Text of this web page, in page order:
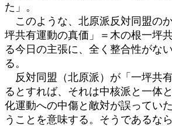
た」。
このような、北原派反対同盟の
坪共有運動の真価」＝木の根一坪
る今日の主張に、全く整合性がな
る。
反対同盟（北原派）が「一坪共
るとすれば、それは中核派と一体
化運動への中傷と敵対が誤ってい
うことを意味する。そうであるな